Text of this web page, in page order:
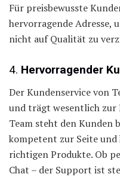
Für preisbewusste
hervorragende Adresse,
nicht auf Qualität zu
4. Hervorragender
Der Kundenservice von
und trägt wesentlich zur
Team steht den Kunden
kompetent zur Seite
richtigen Produkte. Ob
Chat – der Support ist